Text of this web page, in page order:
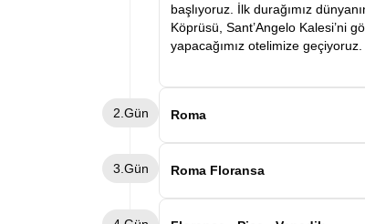
başlıyoruz. İlk durağımız
Köprüsü, Sant’Angelo Kalesi’ni
yapacağımız otelimize
2.Gün Roma
Piazza Navona gibi yerleri
3.Gün Roma Floransa